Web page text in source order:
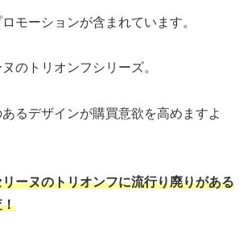
モーションが含まれています。
のトリオンフシリーズ。
るデザインが購買意欲を高めますよ
リーヌのトリオンフに流行り廃りがある
！